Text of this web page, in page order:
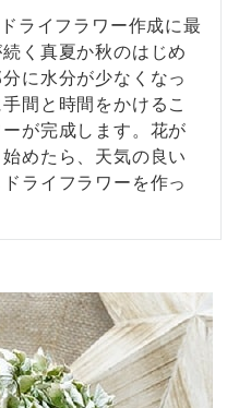
ライフラワー作成に最
く真夏か秋のはじめ
に水分が少なくなっ
間と時間をかけるこ
が完成します。花が
めたら、天気の良い
ライフラワーを作っ